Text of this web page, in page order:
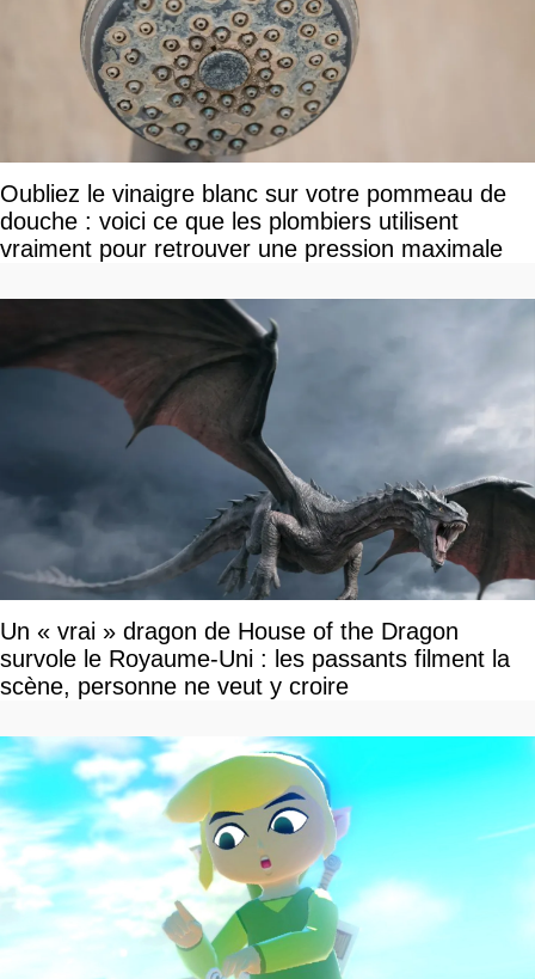
Oubliez le vinaigre blanc sur votre pommeau de
douche : voici ce que les plombiers utilisent
vraiment pour retrouver une pression maximale
Un « vrai » dragon de House of the Dragon
survole le Royaume-Uni : les passants filment la
scène, personne ne veut y croire